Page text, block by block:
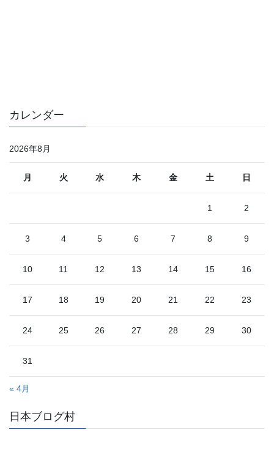
カレンダー
2026年8月
月 火 水 木 金 土 日
1 2
3 4 5 6 7 8 9
10 11 12 13 14 15 16
17 18 19 20 21 22 23
24 25 26 27 28 29 30
31
« 4月
日本ブログ村